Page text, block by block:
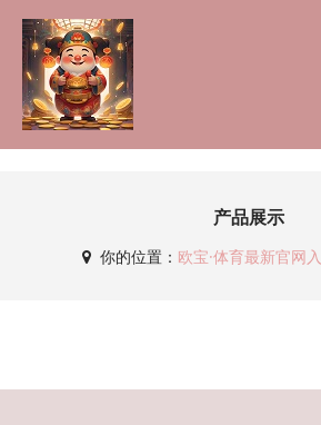
产品展示
你的位置： 欧宝·体育最新官网入